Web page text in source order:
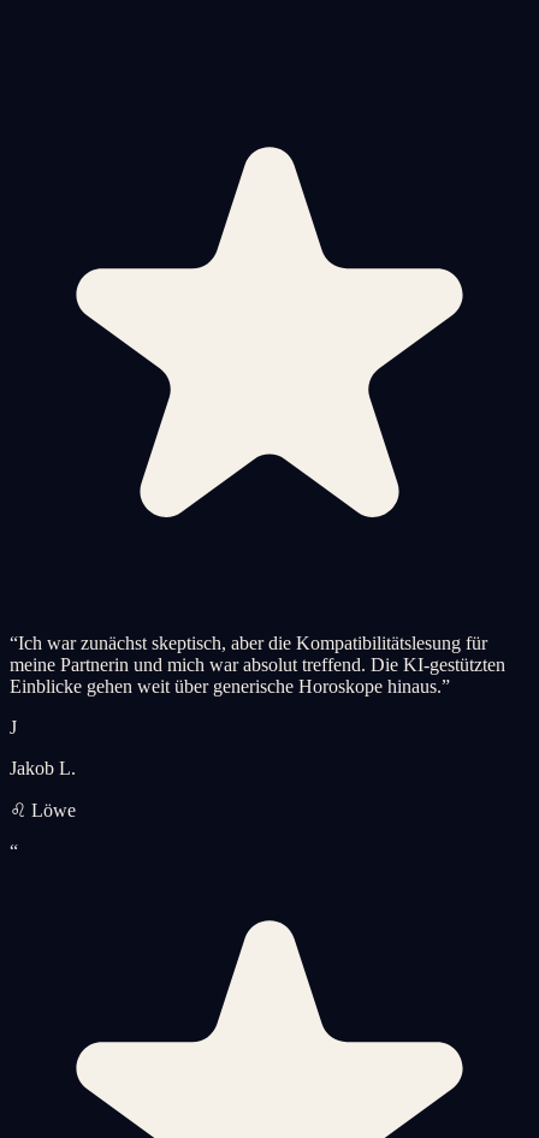
“Ich war zunächst skeptisch, aber die Kompatibilitätslesung für
meine Partnerin und mich war absolut treffend. Die KI-gestützten
Einblicke gehen weit über generische Horoskope hinaus.”
J
Jakob L.
♌ Löwe
“